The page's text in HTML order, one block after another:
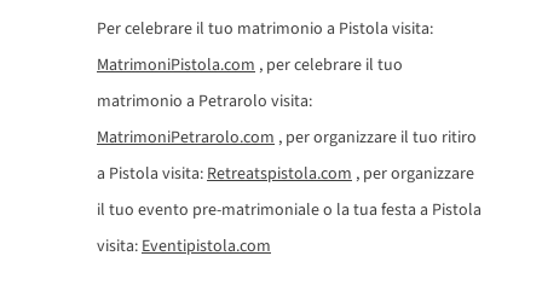
Per celebrare il tuo matrimonio a Pistola visita:
MatrimoniPistola.com , per celebrare il tuo
matrimonio a Petrarolo visita:
MatrimoniPetrarolo.com , per organizzare il tuo ritiro
a Pistola visita: Retreatspistola.com , per organizzare
il tuo evento pre-matrimoniale o la tua festa a Pistola
visita: Eventipistola.com